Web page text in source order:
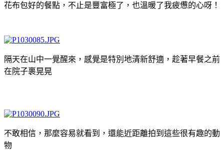
花布包好的餐點，不止是豐富極了，也溫暖了我疲憊的心呀！
隔天在山中一覺醒來，感覺是特別地清新舒適，趁著早餐之前
在院子裹晃晃
不敢相信，那麼容易就看到，還能近距離拍到這些很有趣的動
物